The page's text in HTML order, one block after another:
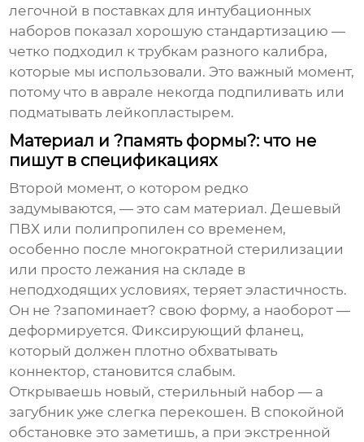
легочной в поставках для интубационных
наборов показал хорошую стандартизацию —
четко подходил к трубкам разного калибра,
которые мы использовали. Это важный момент,
потому что в аврале некогда подпиливать или
подматывать лейкопластырем.
Материал и ?память формы?: что не
пишут в спецификациях
Второй момент, о котором редко
задумываются, — это сам материал. Дешевый
ПВХ или полипропилен со временем,
особенно после многократной стерилизации
или просто лежания на складе в
неподходящих условиях, теряет эластичность.
Он не ?запоминает? свою форму, а наоборот —
деформируется. Фиксирующий фланец,
который должен плотно обхватывать
коннектор, становится слабым.
Открываешь новый, стерильный набор — а
загубник уже слегка перекошен. В спокойной
обстановке это заметишь, а при экстренной